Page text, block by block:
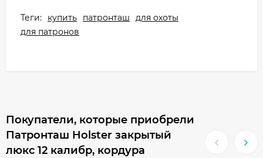
Теги: купить патронташ
для охоты
для патронов
Покупатели, которые приобрели
Патронташ Holster закрытый
люкс 12 калибр, кордура